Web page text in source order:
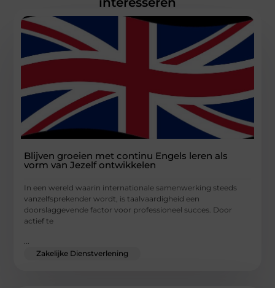
Blijven groeien met continu Engels leren als
vorm van Jezelf ontwikkelen
In een wereld waarin internationale samenwerking steeds
vanzelfsprekender wordt, is taalvaardigheid een
doorslaggevende factor voor professioneel succes. Door
actief te
Zakelijke Dienstverlening